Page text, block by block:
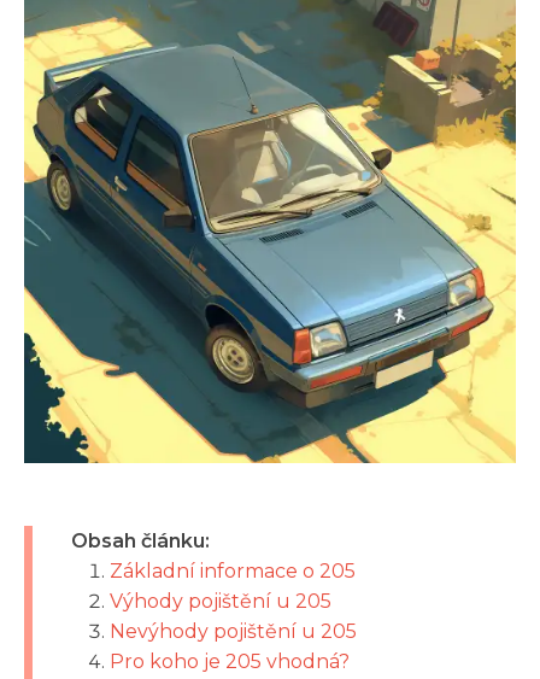
Obsah článku:
Základní informace o 205
Výhody pojištění u 205
Nevýhody pojištění u 205
Pro koho je 205 vhodná?